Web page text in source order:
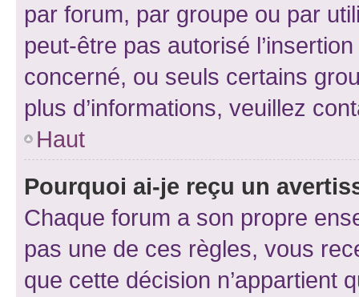
par forum, par groupe ou par
peut-être pas autorisé
concerné, ou seuls certains
plus d’informations, veuillez
Haut
Pourquoi ai-je reçu un
Chaque forum a son propre
pas une de ces règles, vous
que cette décision n’appartient